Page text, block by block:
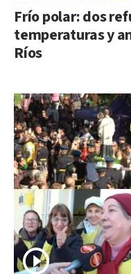
Frío polar: dos
temperaturas y
Ríos